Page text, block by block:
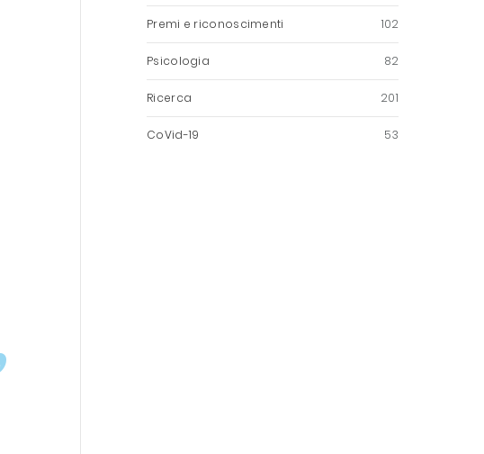
Premi e riconoscimenti 102
Psicologia 82
Ricerca 201
CoVid-19 53